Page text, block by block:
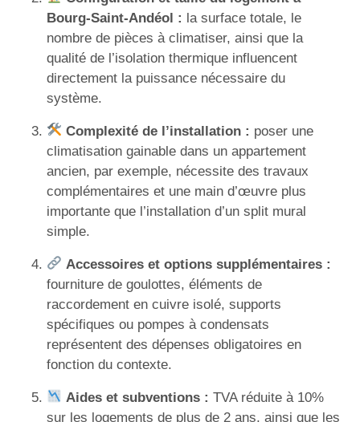
Bourg-Saint-Andéol : la surface totale, le
nombre de pièces à climatiser, ainsi que la
qualité de l’isolation thermique influencent
directement la puissance nécessaire du
système.
Complexité de l’installation : poser une
climatisation gainable dans un appartement
ancien, par exemple, nécessite des travaux
complémentaires et une main d’œuvre plus
importante que l’installation d’un split mural
simple.
Accessoires et options supplémentaires :
fourniture de goulottes, éléments de
raccordement en cuivre isolé, supports
spécifiques ou pompes à condensats
représentent des dépenses obligatoires en
fonction du contexte.
Aides et subventions : TVA réduite à 10%
sur les logements de plus de 2 ans, ainsi que les